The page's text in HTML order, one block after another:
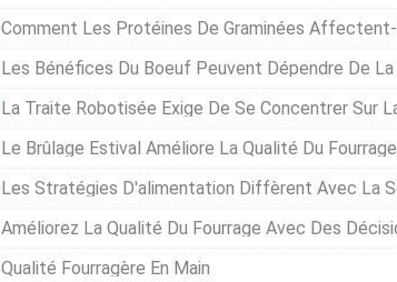
Comment Les Protéines De Graminées Affectent-Elles La
Les Bénéfices Du Boeuf Peuvent Dépendre De La
La Traite Robotisée Exige De Se Concentrer Sur La
Le Brûlage Estival Améliore La Qualité Du Fourrage
Les Stratégies D'alimentation Diffèrent Avec La
Améliorez La Qualité Du Fourrage Avec Des Décisions De
Qualité Fourragère En Main